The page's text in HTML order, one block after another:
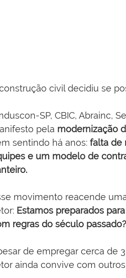
civil decidiu se
SP, CBIC, Abrainc,
pela modernização
sentindo há anos: falta de
e um modelo de
movimento reacende
Estamos preparados
regras do século passado?
de empregar cerca de
ainda convive com